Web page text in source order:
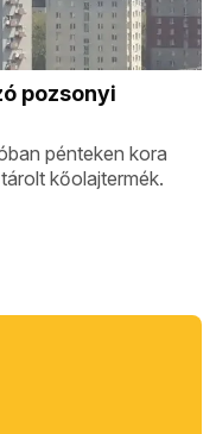
pozsonyi
pénteken kora
kőolajtermék.